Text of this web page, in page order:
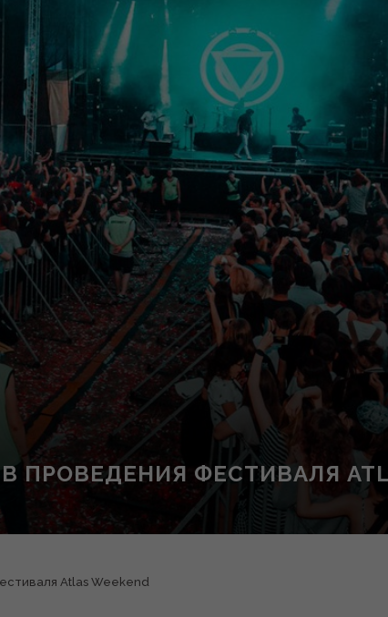
ФЕСТИВАЛЯ
Atlas Weekend